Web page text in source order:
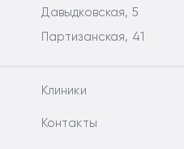
Давыдковская, 5
Партизанская, 41
Клиники
Контакты